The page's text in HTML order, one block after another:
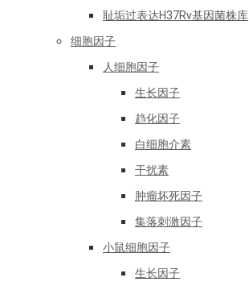
耻垢过表达H37Rv基因菌株库
细胞因子
人细胞因子
生长因子
趋化因子
白细胞介素
干扰素
肿瘤坏死因子
集落刺激因子
小鼠细胞因子
生长因子